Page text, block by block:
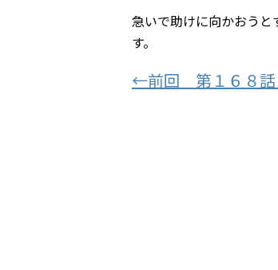
急いで助けに向かおう
す。
←前回 第１６８話